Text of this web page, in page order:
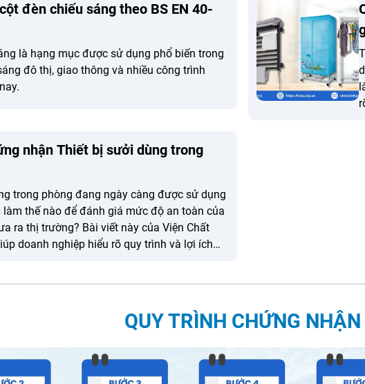
đèn chiếu sáng theo BS EN 40-
là hạng mục được sử dụng phổ biến trong
đô thị, giao thông và nhiều công trình
nhận Thiết bị sưởi dùng trong
trong phòng đang ngày càng được sử dụng
làm thế nào để đánh giá mức độ an toàn của
ra thị trường? Bài viết này của Viện Chất
doanh nghiệp hiểu rõ quy trình và lợi ích
QUY TRÌNH CHỨNG NHẬN